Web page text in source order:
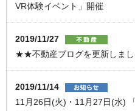
VR体験イベント」開催
2019/11/27
★★不動産ブログを更新しま
2019/11/14
11月26日(火)・11月27日(水)